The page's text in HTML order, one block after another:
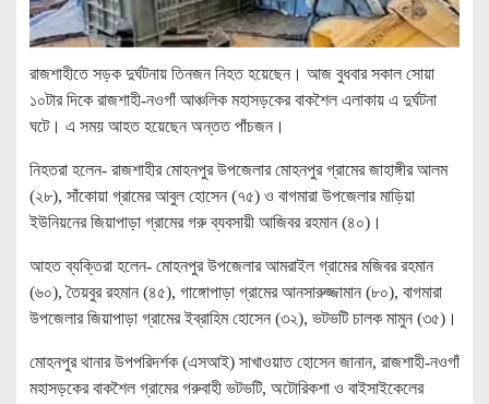
রাজশাহীতে সড়ক দুর্ঘটনায় তিনজন নিহত হয়েছেন। আজ বুধবার সকাল সোয়া
১০টার দিকে রাজশাহী-নওগাঁ আঞ্চলিক মহাসড়কের বাকশৈল এলাকায় এ দুর্ঘটনা
ঘটে। এ সময় আহত হয়েছেন অন্তত পাঁচজন।
নিহতরা হলেন- রাজশাহীর মোহনপুর উপজেলার মোহনপুর গ্রামের জাহাঙ্গীর আলম
(২৮), সাঁকোয়া গ্রামের আবুল হোসেন (৭৫) ও বাগমারা উপজেলার মাড়িয়া
ইউনিয়নের জিয়াপাড়া গ্রামের গরু ব্যবসায়ী আজিবর রহমান (৪০)।
আহত ব্যক্তিরা হলেন- মোহনপুর উপজেলার আমরাইল গ্রামের মজিবর রহমান
(৬০), তৈয়বুর রহমান (৪৫), গাঙ্গোপাড়া গ্রামের আনসারুজ্জামান (৮০), বাগমারা
উপজেলার জিয়াপাড়া গ্রামের ইব্রাহিম হোসেন (৩২), ভটভটি চালক মামুন (৩৫)।
মোহনপুর থানার উপপরিদর্শক (এসআই) সাখাওয়াত হোসেন জানান, রাজশাহী-নওগাঁ
মহাসড়কের বাকশৈল গ্রামের গরুবাহী ভটভটি, অটোরিকশা ও বাইসাইকেলের